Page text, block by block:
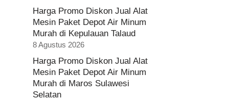
Harga Promo Diskon Jual Alat
Mesin Paket Depot Air Minum
Murah di Kepulauan Talaud
8 Agustus 2026
Harga Promo Diskon Jual Alat
Mesin Paket Depot Air Minum
Murah di Maros Sulawesi
Selatan